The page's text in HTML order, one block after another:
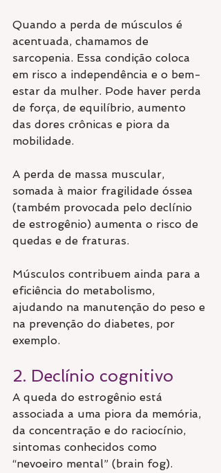
Quando a perda de músculos é
acentuada, chamamos de
sarcopenia. Essa condição coloca
em risco a independência e o bem-
estar da mulher. Pode haver perda
de força, de equilíbrio, aumento
das dores crônicas e piora da
mobilidade.
A perda de massa muscular,
somada à maior fragilidade óssea
(também provocada pelo declínio
de estrogênio) aumenta o risco de
quedas e de fraturas.
Músculos contribuem ainda para a
eficiência do metabolismo,
ajudando na manutenção do peso e
na prevenção do diabetes, por
exemplo.
2. Declínio cognitivo
A queda do estrogênio está
associada a uma piora da memória,
da concentração e do raciocínio,
sintomas conhecidos como
“nevoeiro mental” (brain fog).